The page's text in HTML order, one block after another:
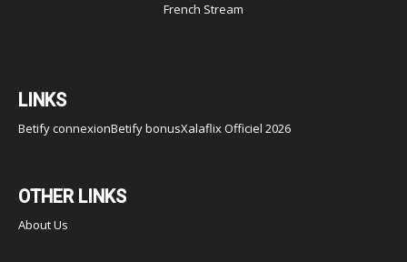
French Stream
LINKS
Betify connexionBetify bonusXalaflix Officiel 2026
OTHER LINKS
About Us